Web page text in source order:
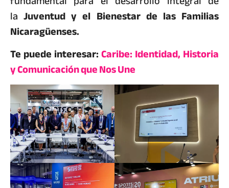
la Juventud y el Bienestar de las Familias
Nicaragüenses.
Te puede interesar:Caribe: Identidad, Historia
y Comunicación que Nos Une